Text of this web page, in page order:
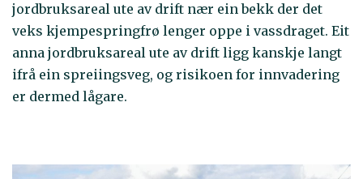
jordbruksareal ute av drift nær ein bekk der det
veks kjempespringfrø lenger oppe i vassdraget. Eit
anna jordbruksareal ute av drift ligg kanskje langt
ifrå ein spreiingsveg, og risikoen for innvadering
er dermed lågare.